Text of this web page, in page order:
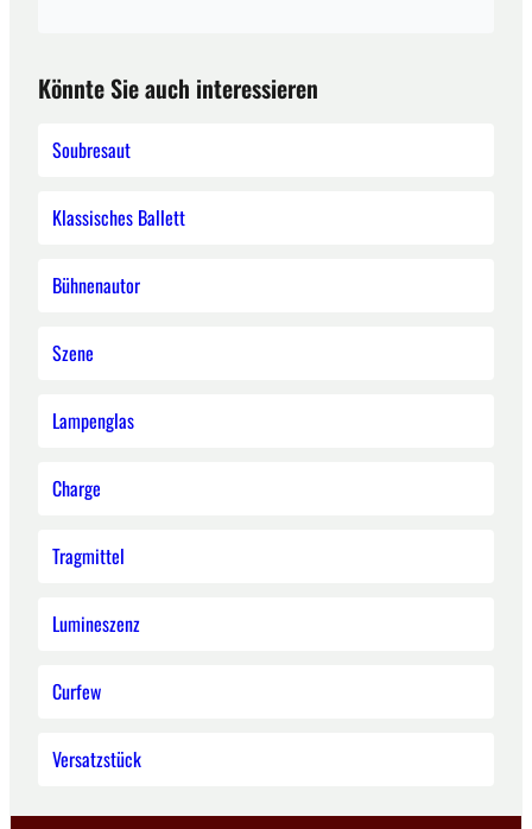
Könnte Sie auch interessieren
Soubresaut
Klassisches Ballett
Bühnenautor
Szene
Lampenglas
Charge
Tragmittel
Lumineszenz
Curfew
Versatzstück